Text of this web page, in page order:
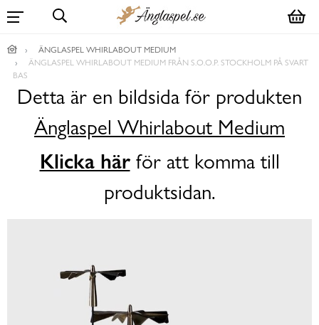
ÄNGLASPEL WHIRLABOUT MEDIUM
ÄNGLASPEL WHIRLABOUT MEDIUM FRÅN S.O.O.P. STOCKHOLM PÅ SVART
BAS
Detta är en bildsida för produkten
Änglaspel Whirlabout Medium
Klicka härför att komma till
produktsidan.